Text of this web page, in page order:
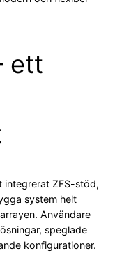
ett
integrerat ZFS-stöd,
system helt
Användare
speglade
konfigurationer.